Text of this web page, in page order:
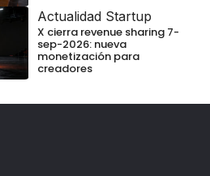
Actualidad Startup
X cierra revenue sharing 7-
sep-2026: nueva
monetización para
creadores